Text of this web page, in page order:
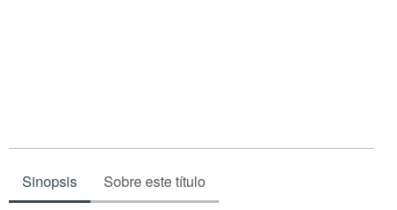
Sinopsis Sobre este título